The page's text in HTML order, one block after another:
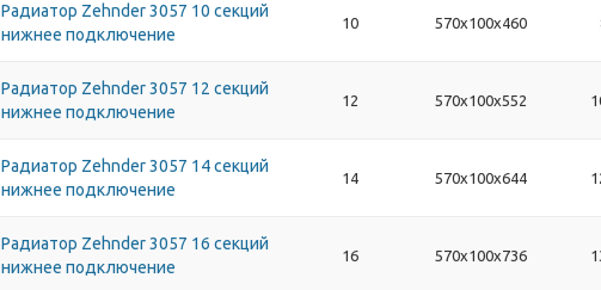
Радиатор Zehnder 3057 10 секций
нижнее подключение
10 570х100х460
Радиатор Zehnder 3057 12 секций
нижнее подключение
12 570х100х552
Радиатор Zehnder 3057 14 секций
нижнее подключение
14 570х100х644
Радиатор Zehnder 3057 16 секций
нижнее подключение
16 570х100х736